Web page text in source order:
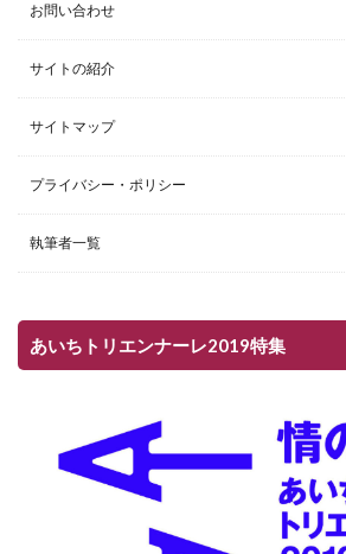
お問い合わせ
サイトの紹介
サイトマップ
プライバシー・ポリシー
執筆者一覧
あいちトリエンナーレ2019特集